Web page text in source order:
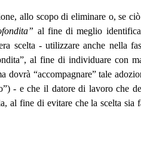
allo scopo di eliminare o, se
al fine di meglio
- utilizzare anche nella
al fine di individuare con
“accompagnare” tale
- e che il datore di lavoro che
fine di evitare che la scelta